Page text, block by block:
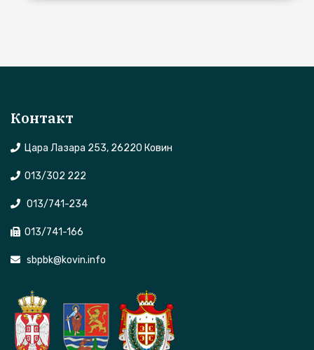
Контакт
Цара Лазара 253, 26220 Ковин
013/302 222
013/741-234
013/741-166
sbpbk@kovin.info